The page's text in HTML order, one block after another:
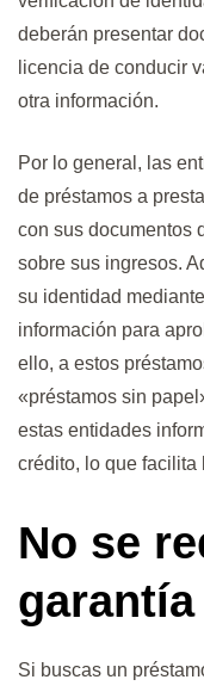
deberán presentar
licencia de conducir
otra información.
Por lo general, las
de préstamos a
con sus documentos
sobre sus ingresos.
su identidad
información para
ello, a estos
«préstamos sin
estas entidades
crédito, lo que facilita
No se
garantía
Si buscas un